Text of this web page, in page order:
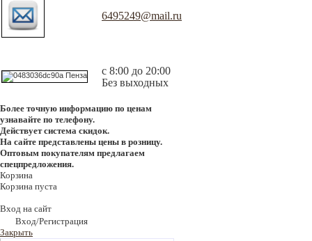
6495249@mail.ru
с 8:00 до 20:00
Без выходных
Более точную информацию по ценам
узнавайте по телефону.
Действует система скидок.
На сайте представлены цены в розницу.
Оптовым покупателям предлагаем
спецпредложения.
Корзина
Корзина пуста
Вход на сайт
Вход/Регистрация
Закрыть